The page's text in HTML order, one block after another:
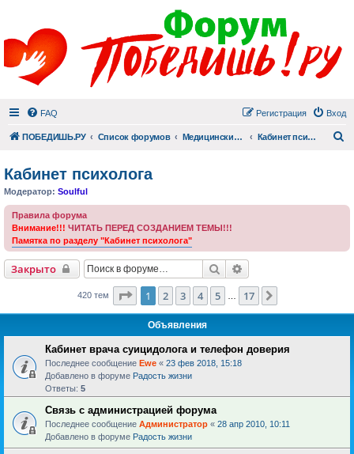
FAQ Вход
Регистрация
ПОБЕДИШЬ.РУ Список форумов Медицинский раздел Кабинет психолога
Кабинет психолога
Модератор: Soulful
Правила форума
Внимание!!! ЧИТАТЬ ПЕРЕД СОЗДАНИЕМ ТЕМЫ!!!
Памятка по разделу "Кабинет психолога"
Закрыто Поиск
420 тем Страница из 17
1 2 3 4 5 17
Объявления
Кабинет врача суицидолога и телефон доверия
Последнее сообщение Ewe « 23 фев 2018, 15:18
Добавлено в форуме Радость жизни
Ответы: 5
Связь с администрацией форума
Последнее сообщение Администратор « 28 апр 2010, 10:11
Добавлено в форуме Радость жизни